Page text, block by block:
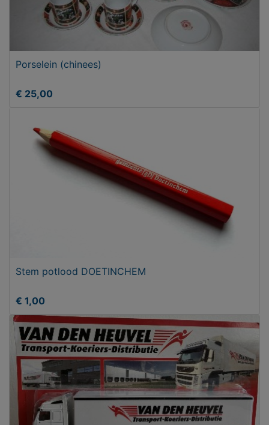
Porselein (chinees)
€ 25,00
Stem potlood DOETINCHEM
€ 1,00